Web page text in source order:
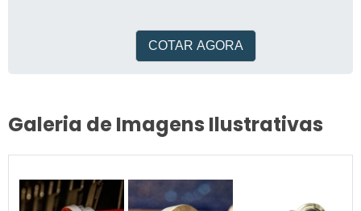
COTAR AGORA
Galeria de Imagens Ilustrativas